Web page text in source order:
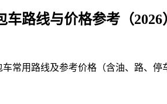
路线与价格参考（2026
常用路线及参考价格（含油、路、停